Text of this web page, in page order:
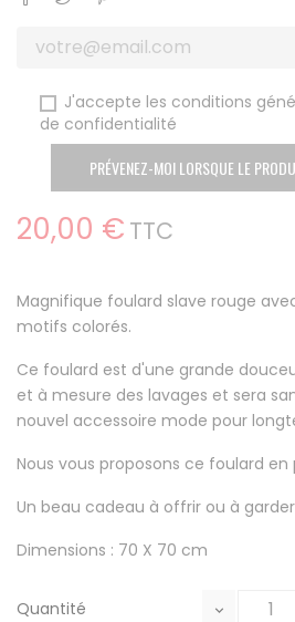
J'accepte les conditions
de confidentialité
PRÉVENEZ-MOI LORSQUE LE
20,00 € TTC
Magnifique foulard slave rouge
motifs colorés.
Ce foulard est d'une grande
et à mesure des lavages et sera
nouvel accessoire mode pour
Nous vous proposons ce foulard en
Un beau cadeau à offrir ou à
Dimensions : 70 X 70 cm
Quantité